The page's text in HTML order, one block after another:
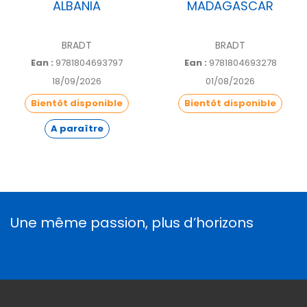
ALBANIA
BRADT
Ean : 9781804693797
18/09/2026
Bientôt disponible
A paraître
MADAGASCAR
BRADT
Ean : 9781804693278
01/08/2026
Bientôt disponible
Une même passion, plus d’horizons